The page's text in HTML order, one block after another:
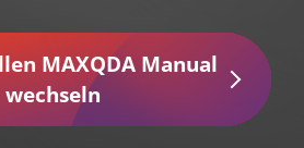
MAXQDA Manual
wechseln